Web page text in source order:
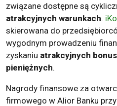
związane dostępne są
atrakcyjnych warunkach.
skierowana do
wygodnym prowadzeniu
zyskaniu atrakcyjnych
pieniężnych.
Nagrody finansowe za
firmowego w Alior Banku